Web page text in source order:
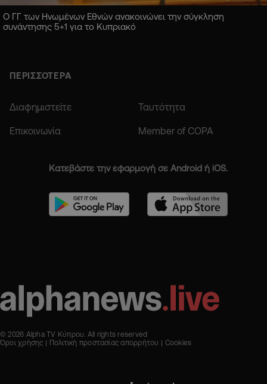
Ο ΓΓ των Ηνωμένων Εθνών ανακοινώνει την σύγκληση
συνάντησης 5+1 για το Κυπριακό
ΠΕΡΙΣΣΟΤΕΡΑ
Διαφημιστείτε Ταυτότητα
Επικοινωνία Member of COPA
Κατεβάστε την εφαρμογή σε Android ή iOS.
© 2026 Alpha TV Κύπρου. All rights reserved
Όροι χρήσης
Πολιτική προστασίας απορρήτου Cookies